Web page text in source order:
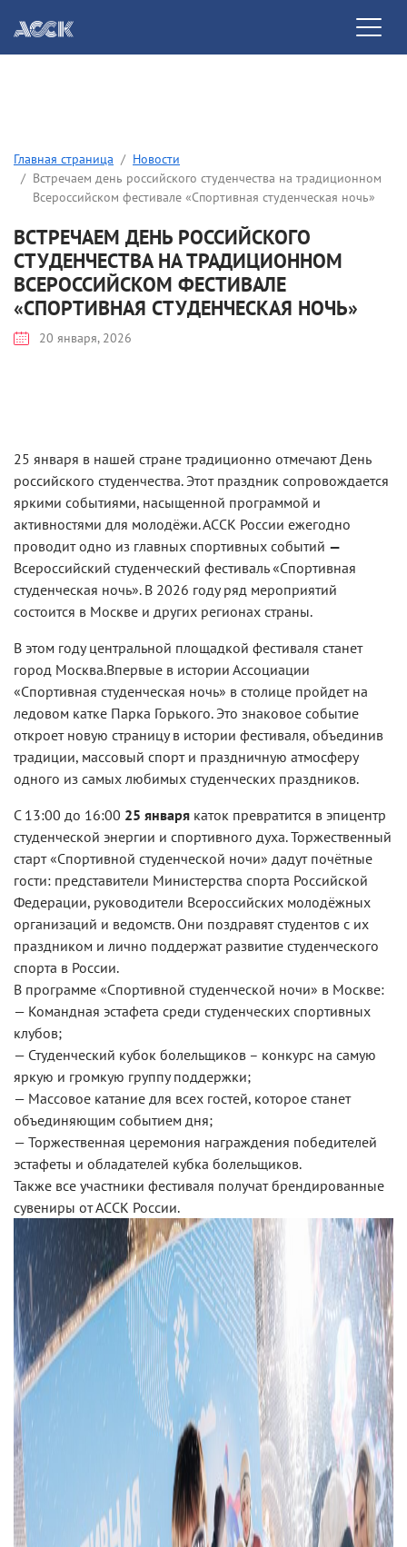
Главная страница
Новости
Встречаем день российского студенчества на традиционном
Всероссийском фестивале «Спортивная студенческая ночь»
ВСТРЕЧАЕМ ДЕНЬ РОССИЙСКОГО
СТУДЕНЧЕСТВА НА ТРАДИЦИОННОМ
ВСЕРОССИЙСКОМ ФЕСТИВАЛЕ
«СПОРТИВНАЯ СТУДЕНЧЕСКАЯ НОЧЬ»
20 января, 2026
25 января в нашей стране традиционно отмечают День
российского студенчества. Этот праздник сопровождается
яркими событиями, насыщенной программой и
активностями для молодёжи. АССК России ежегодно
проводит одно из главных спортивных событий —
Всероссийский студенческий фестиваль «Спортивная
студенческая ночь». В 2026 году ряд мероприятий
состоится в Москве и других регионах страны.
В этом году центральной площадкой фестиваля станет
город Москва.Впервые в истории Ассоциации
«Спортивная студенческая ночь» в столице пройдет на
ледовом катке Парка Горького. Это знаковое событие
откроет новую страницу в истории фестиваля, объединив
традиции, массовый спорт и праздничную атмосферу
одного из самых любимых студенческих праздников.
С 13:00 до 16:00 25 января каток превратится в эпицентр
студенческой энергии и спортивного духа. Торжественный
старт «Спортивной студенческой ночи» дадут почётные
гости: представители Министерства спорта Российской
Федерации, руководители Всероссийских молодёжных
организаций и ведомств. Они поздравят студентов с их
праздником и лично поддержат развитие студенческого
спорта в России.
В программе «Спортивной студенческой ночи» в Москве:
— Командная эстафета среди студенческих спортивных
клубов;
— Студенческий кубок болельщиков – конкурс на самую
яркую и громкую группу поддержки;
— Массовое катание для всех гостей, которое станет
объединяющим событием дня;
— Торжественная церемония награждения победителей
эстафеты и обладателей кубка болельщиков.
Также все участники фестиваля получат брендированные
сувениры от АССК России.